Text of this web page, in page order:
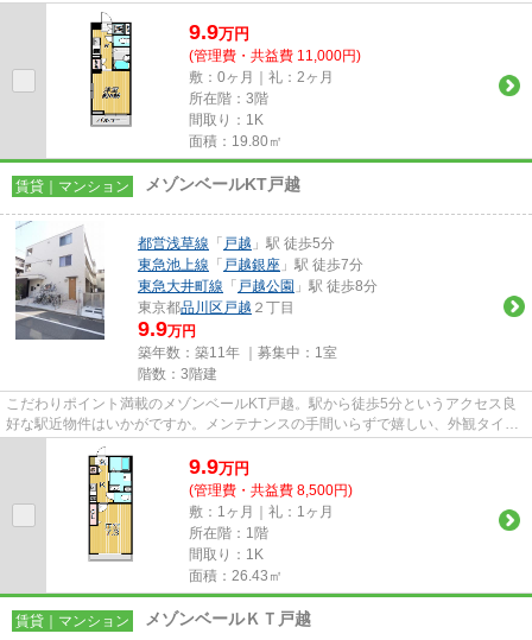
9.9万円
(管理費・共益費 11,000円)
敷：0ヶ月｜礼：2ヶ月
所在階：3階
間取り：1K
面積：19.80㎡
賃貸｜マンション メゾンベールKT戸越
都営浅草線 「 戸越 」駅 徒歩5分
東急池上線 「 戸越銀座 」駅 徒歩7分
東急大井町線 「 戸越公園 」駅 徒歩8分
東京都品川区 戸越 ２丁目
9.9万円
築年数：築11年 ｜募集中： 1室
階数：3階建
こだわりポイント満載のメゾンベールKT戸越。駅から徒歩5分というアクセス良
好な駅近物件はいかがですか。メンテナンスの手間いらずで嬉しい、外観タイル
張りを採用しております。目的...
9.9万円
(管理費・共益費 8,500円)
敷：1ヶ月｜礼：1ヶ月
所在階：1階
間取り：1K
面積：26.43㎡
賃貸｜マンション メゾンベールＫＴ戸越